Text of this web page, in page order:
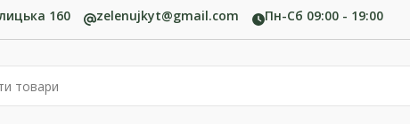
160 zelenujkyt@gmail.com Пн-Сб 09:00 - 19:00